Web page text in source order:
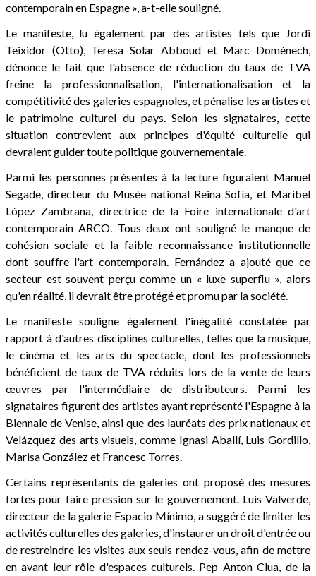
contemporain en Espagne », a-t-elle souligné.
Le manifeste, lu également par des artistes tels que Jordi
Teixidor (Otto), Teresa Solar Abboud et Marc Domènech,
dénonce le fait que l'absence de réduction du taux de TVA
freine la professionnalisation, l'internationalisation et la
compétitivité des galeries espagnoles, et pénalise les artistes et
le patrimoine culturel du pays. Selon les signataires, cette
situation contrevient aux principes d'équité culturelle qui
devraient guider toute politique gouvernementale.
Parmi les personnes présentes à la lecture figuraient Manuel
Segade, directeur du Musée national Reina Sofía, et Maribel
López Zambrana, directrice de la Foire internationale d'art
contemporain ARCO. Tous deux ont souligné le manque de
cohésion sociale et la faible reconnaissance institutionnelle
dont souffre l'art contemporain. Fernández a ajouté que ce
secteur est souvent perçu comme un « luxe superflu », alors
qu'en réalité, il devrait être protégé et promu par la société.
Le manifeste souligne également l'inégalité constatée par
rapport à d'autres disciplines culturelles, telles que la musique,
le cinéma et les arts du spectacle, dont les professionnels
bénéficient de taux de TVA réduits lors de la vente de leurs
œuvres par l'intermédiaire de distributeurs. Parmi les
signataires figurent des artistes ayant représenté l'Espagne à la
Biennale de Venise, ainsi que des lauréats des prix nationaux et
Velázquez des arts visuels, comme Ignasi Aballí, Luis Gordillo,
Marisa González et Francesc Torres.
Certains représentants de galeries ont proposé des mesures
fortes pour faire pression sur le gouvernement. Luis Valverde,
directeur de la galerie Espacio Mínimo, a suggéré de limiter les
activités culturelles des galeries, d'instaurer un droit d'entrée ou
de restreindre les visites aux seuls rendez-vous, afin de mettre
en avant leur rôle d'espaces culturels. Pep Anton Clua, de la